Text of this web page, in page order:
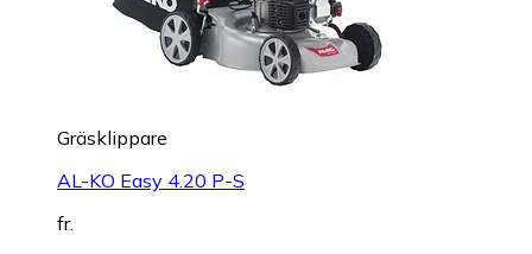
Gräsklippare
AL-KO Easy 4.20 P-S
fr.